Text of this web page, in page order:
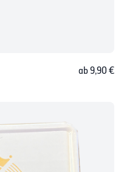
ab 9,90 €